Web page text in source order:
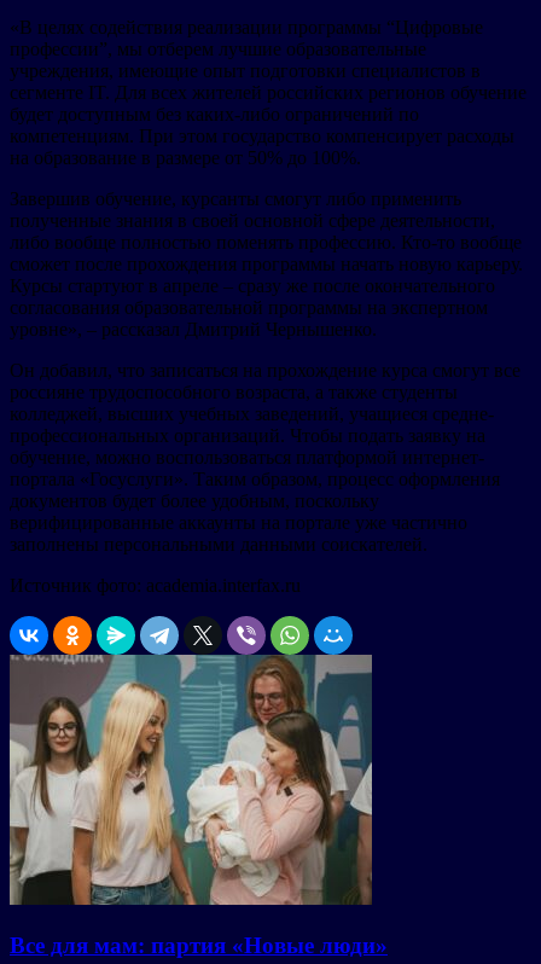
«В целях содействия реализации программы “Цифровые
профессии”, мы отберем лучшие образовательные
учреждения, имеющие опыт подготовки специалистов в
сегменте IT. Для всех жителей российских регионов обучение
будет доступным без каких-либо ограничений по
компетенциям. При этом государство компенсирует расходы
на образование в размере от 50% до 100%.
Завершив обучение, курсанты смогут либо применить
полученные знания в своей основной сфере деятельности,
либо вообще полностью поменять профессию. Кто-то вообще
сможет после прохождения программы начать новую карьеру.
Курсы стартуют в апреле – сразу же после окончательного
согласования образовательной программы на экспертном
уровне», – рассказал Дмитрий Чернышенко.
Он добавил, что записаться на прохождение курса смогут все
россияне трудоспособного возраста, а также студенты
колледжей, высших учебных заведений, учащиеся средне-
профессиональных организаций. Чтобы подать заявку на
обучение, можно воспользоваться платформой интернет-
портала «Госуслуги». Таким образом, процесс оформления
документов будет более удобным, поскольку
верифицированные аккаунты на портале уже частично
заполнены персональными данными соискателей.
Источник фото: academia.interfax.ru
Все для мам: партия «Новые люди»